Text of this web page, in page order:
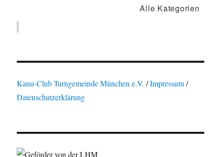
Alle Kategorien
Kanu-Club Turngemeinde München e.V. /Impressum/
Datenschutzerklärung